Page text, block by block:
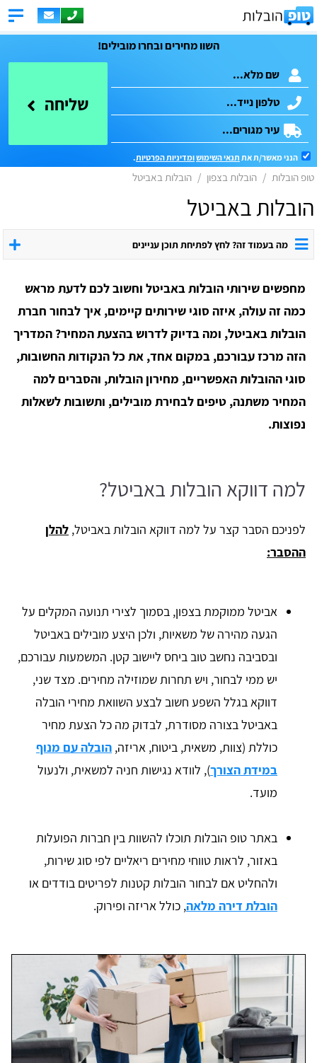
השוו מחירים ובחרו מובילים!
שליחה
הנני מאשר/ת את תנאי השימושומדיניות הפרטיות.
טופ הובלות הובלות בצפון הובלות באביטל
הובלות באביטל
מה בעמוד זה? לחץ לפתיחת תוכן עניינים
מחפשים שירותי הובלות באביטל וחשוב לכם לדעת מראש
כמה זה עולה, איזה סוגי שירותים קיימים, איך לבחור חברת
הובלות באביטל, ומה בדיוק לדרוש בהצעת המחיר? המדריך
הזה מרכז עבורכם, במקום אחד, את כל הנקודות החשובות,
סוגי ההובלות האפשריים, מחירון הובלות, והסברים למה
המחיר משתנה, טיפים לבחירת מובילים, ותשובות לשאלות
נפוצות.
למה דווקא הובלות באביטל?
לפניכם הסבר קצר על למה דווקא הובלות באביטל, להלן
ההסבר:
אביטל ממוקמת בצפון, בסמוך לצירי תנועה המקלים על
הגעה מהירה של משאיות, ולכן היצע מובילים באביטל
ובסביבה נחשב טוב ביחס ליישוב קטן. המשמעות עבורכם,
יש ממי לבחור, ויש תחרות שמוזילה מחירים. מצד שני,
דווקא בגלל השפע חשוב לבצע השוואת מחירי הובלה
באביטל בצורה מסודרת, לבדוק מה כל הצעת מחיר
כוללת (צוות, משאית, ביטוח, אריזה, הובלה עם מנוף
במידת הצורך), לוודא נגישות חניה למשאית, ולנעול
מועד.
באתר טופ הובלות תוכלו להשוות בין חברות הפועלות
באזור, לראות טווחי מחירים ריאליים לפי סוג שירות,
ולהחליט אם לבחור הובלות קטנות לפריטים בודדים או
הובלת דירה מלאה, כולל אריזה ופירוק.